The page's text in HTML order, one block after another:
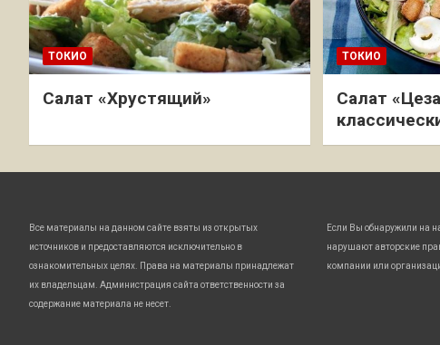
ТОКИО
Салат «Хрустящий»
ТОКИО
Салат
Все материалы на данном сайте взяты из открытых
источников и предоставляются исключительно в
ознакомительных целях. Права на материалы принадлежат
их владельцам. Администрация сайта ответственности за
содержание материала не несет.
Если Вы обнаружили на
нарушают авторские
компании или